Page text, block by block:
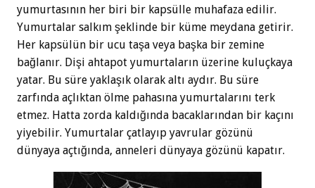
yumurtasının her biri bir kapsülle muhafaza edilir.
Yumurtalar salkım şeklinde bir küme meydana getirir.
Her kapsülün bir ucu taşa veya başka bir zemine
bağlanır. Dişi ahtapot yumurtaların üzerine kuluçkaya
yatar. Bu süre yaklaşık olarak altı aydır. Bu süre
zarfında açlıktan ölme pahasına yumurtalarını terk
etmez. Hatta zorda kaldığında bacaklarından bir kaçını
yiyebilir. Yumurtalar çatlayıp yavrular gözünü
dünyaya açtığında, anneleri dünyaya gözünü kapatır.